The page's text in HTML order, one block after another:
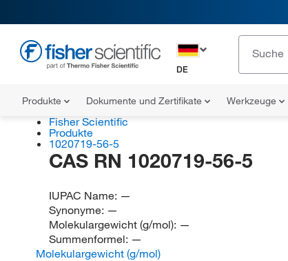
DE
Produkte Dokumente und Zertifikate Werkzeuge
Fisher Scientific
Produkte
1020719-56-5
CAS RN 1020719-56-5
IUPAC Name: —
Synonyme: —
Molekulargewicht (g/mol): —
Summenformel: —
Molekulargewicht (g/mol)